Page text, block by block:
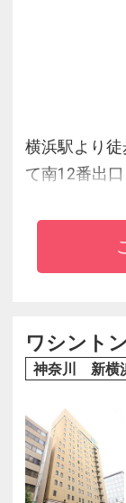
横浜駅より
て南12番出
イン可能。
◆チェック
をフロント
ワシント
神奈川 新横